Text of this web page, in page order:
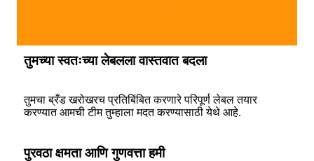
तुमच्या स्वतःच्या लेबलला वास्तवात बदला
तुमचा ब्रँड खरोखरच प्रतिबिंबित करणारे परिपूर्ण लेबल तयार
करण्यात आमची टीम तुम्हाला मदत करण्यासाठी येथे आहे.
पुरवठा क्षमता आणि गुणवत्ता हमी